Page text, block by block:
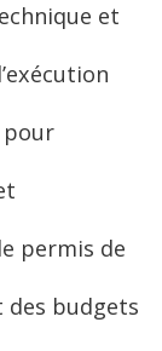
et
pour
permis de
des budgets